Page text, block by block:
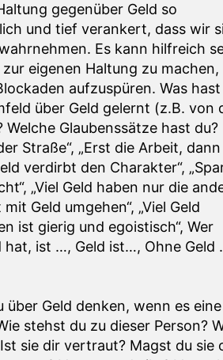
gegenüber Geld so
und tief verankert, dass wir
Es kann hilfreich
eigenen Haltung zu machen,
aufzuspüren. Was
über Geld gelernt (z.B. von
Glaubenssätze hast du?
Straße“, „Erst die Arbeit,
verdirbt den Charakter“,
„Viel Geld haben nur die
Geld umgehen“, „Viel Geld
ist gierig und egoistisch“, Wer
hat, ist …, Geld ist…, Ohne Geld
über Geld denken, wenn es eine
stehst du zu dieser Person?
sie dir vertraut? Magst du sie